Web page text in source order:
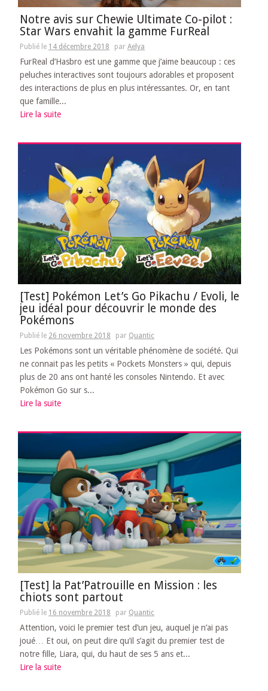
Notre avis sur Chewie Ultimate Co-pilot :
Star Wars envahit la gamme FurReal
Publié le 14 décembre 2018 par Aelya
FurReal d’Hasbro est une gamme que j’aime beaucoup : ces
peluches interactives sont toujours adorables et proposent
des interactions de plus en plus intéressantes. Or, en tant
que famille...
Lire la suite
[Test] Pokémon Let’s Go Pikachu / Evoli, le
jeu idéal pour découvrir le monde des
Pokémons
Publié le 26 novembre 2018 par Quantic
Les Pokémons sont un véritable phénomène de société. Qui
ne connait pas les petits « Pockets Monsters » qui, depuis
plus de 20 ans ont hanté les consoles Nintendo. Et avec
Pokémon Go sur s...
Lire la suite
[Test] la Pat’Patrouille en Mission : les
chiots sont partout
Publié le 16 novembre 2018 par Quantic
Attention, voici le premier test d’un jeu, auquel je n’ai pas
joué… Et oui, on peut dire qu’il s’agit du premier test de
notre fille, Liara, qui, du haut de ses 5 ans et...
Lire la suite